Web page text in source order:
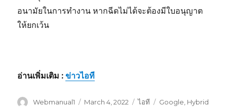
อนามัยในการทำงาน หากฉีดไม่ได้จะต้องมีใบอนุญาต
ให้ยกเว้น
อ่านเพิ่มเติม :ข่าวไอที
Author
Webmanual1
Posted
March 4, 2022 Categories
ไอที Tags
Google Hybrid